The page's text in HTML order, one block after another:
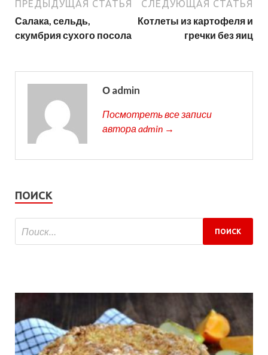
ПРЕДЫДУЩАЯ СТАТЬЯ
Салака, сельдь,
скумбрия сухого посола
СЛЕДУЮЩАЯ СТАТЬЯ
Котлеты из картофеля и
гречки без яиц
О admin
Посмотреть все записи
автора admin →
ПОИСК